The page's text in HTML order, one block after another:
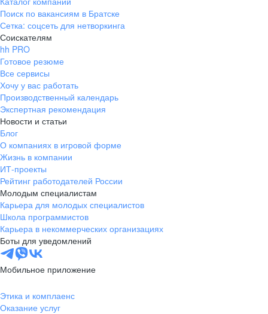
Поиск по вакансиям в Братске
Сетка: соцсеть для нетворкинга
Соискателям
hh PRO
Готовое резюме
Все сервисы
Хочу у вас работать
Производственный календарь
Экспертная рекомендация
Новости и статьи
Блог
О компаниях в игровой форме
Жизнь в компании
ИТ-проекты
Рейтинг работодателей России
Молодым специалистам
Карьера для молодых специалистов
Школа программистов
Карьера в некоммерческих организациях
Боты для уведомлений
Мобильное приложение
Этика и комплаенс
Оказание услуг